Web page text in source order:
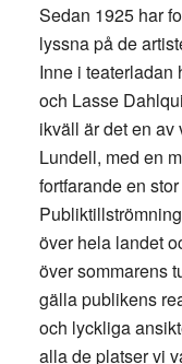
Sedan 1925 har
lyssna på de
Inne i teaterladan
och Lasse
ikväll är det en av
Lundell, med en
fortfarande en
över hela landet
över sommarens
gälla publikens
och lyckliga
alla de platser vi